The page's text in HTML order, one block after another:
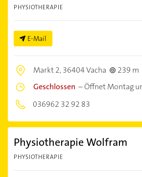
PHYSIOTHERAPIE
E-Mail
Markt 2,36404 Vacha
239 m
Geschlossen –Öffnet Montag
036962 32 92 83
Physiotherapie Wolfram
PHYSIOTHERAPIE